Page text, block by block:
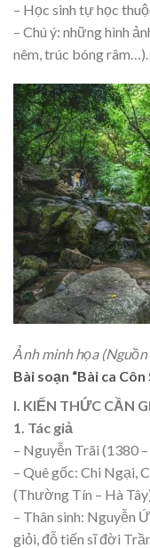
– Học sinh tự học
– Chú ý: những hình
nêm, trúc bóng râm…).
Ảnh minh họa
Bài soạn “Bài ca Côn
I. KIẾN THỨC CẦN
1. Tác giả
– Nguyễn Trãi (1380
– Quê gốc: Chi Ngại,
(Thường Tín – Hà
– Thân sinh: Nguyễn
giỏi, đỗ tiến sĩ đời